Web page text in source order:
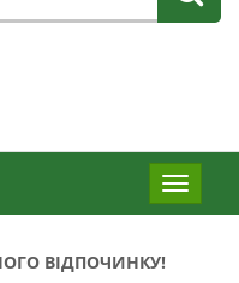
Меню
ВІДПОЧИНКУ!